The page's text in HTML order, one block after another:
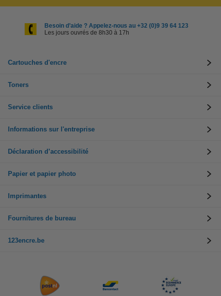
Besoin d’aide ? Appelez-nous au +32 (0)9 39 64 123
Les jours ouvrés de 8h30 à 17h
Cartouches d'encre
Toners
Service clients
Informations sur l'entreprise
Déclaration d’accessibilité
Papier et papier photo
Imprimantes
Fournitures de bureau
123encre.be